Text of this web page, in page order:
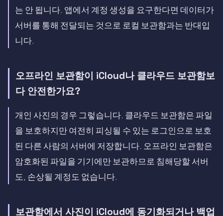
는 안 됩니다. 앱에서 계정 생성을 요구한다면 데이터가
서버를 통해 전달되는 것으로 로컬 보관함과는 반대입
니다.
오프라인 보관함이 iCloud나 클라우드 보관함보
다 안전한가요?
개인 사진의 경우 그렇습니다. 클라우드 보관함은 파일
을 보호하지만 여전히 피싱될 수 있는 로그인으로 보호
된 다른 사람의 서버에 저장합니다. 오프라인 보관함은
암호화된 파일을 기기에만 보관하므로 침해당할 서버
도, 손상될 계정도 없습니다.
보관함에서 사진이 iCloud에 동기화되거나 백업